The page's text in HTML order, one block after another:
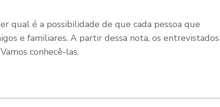
qual é a possibilidade de que cada pessoa que
e familiares. A partir dessa nota, os entrevistados
conhecê-las.